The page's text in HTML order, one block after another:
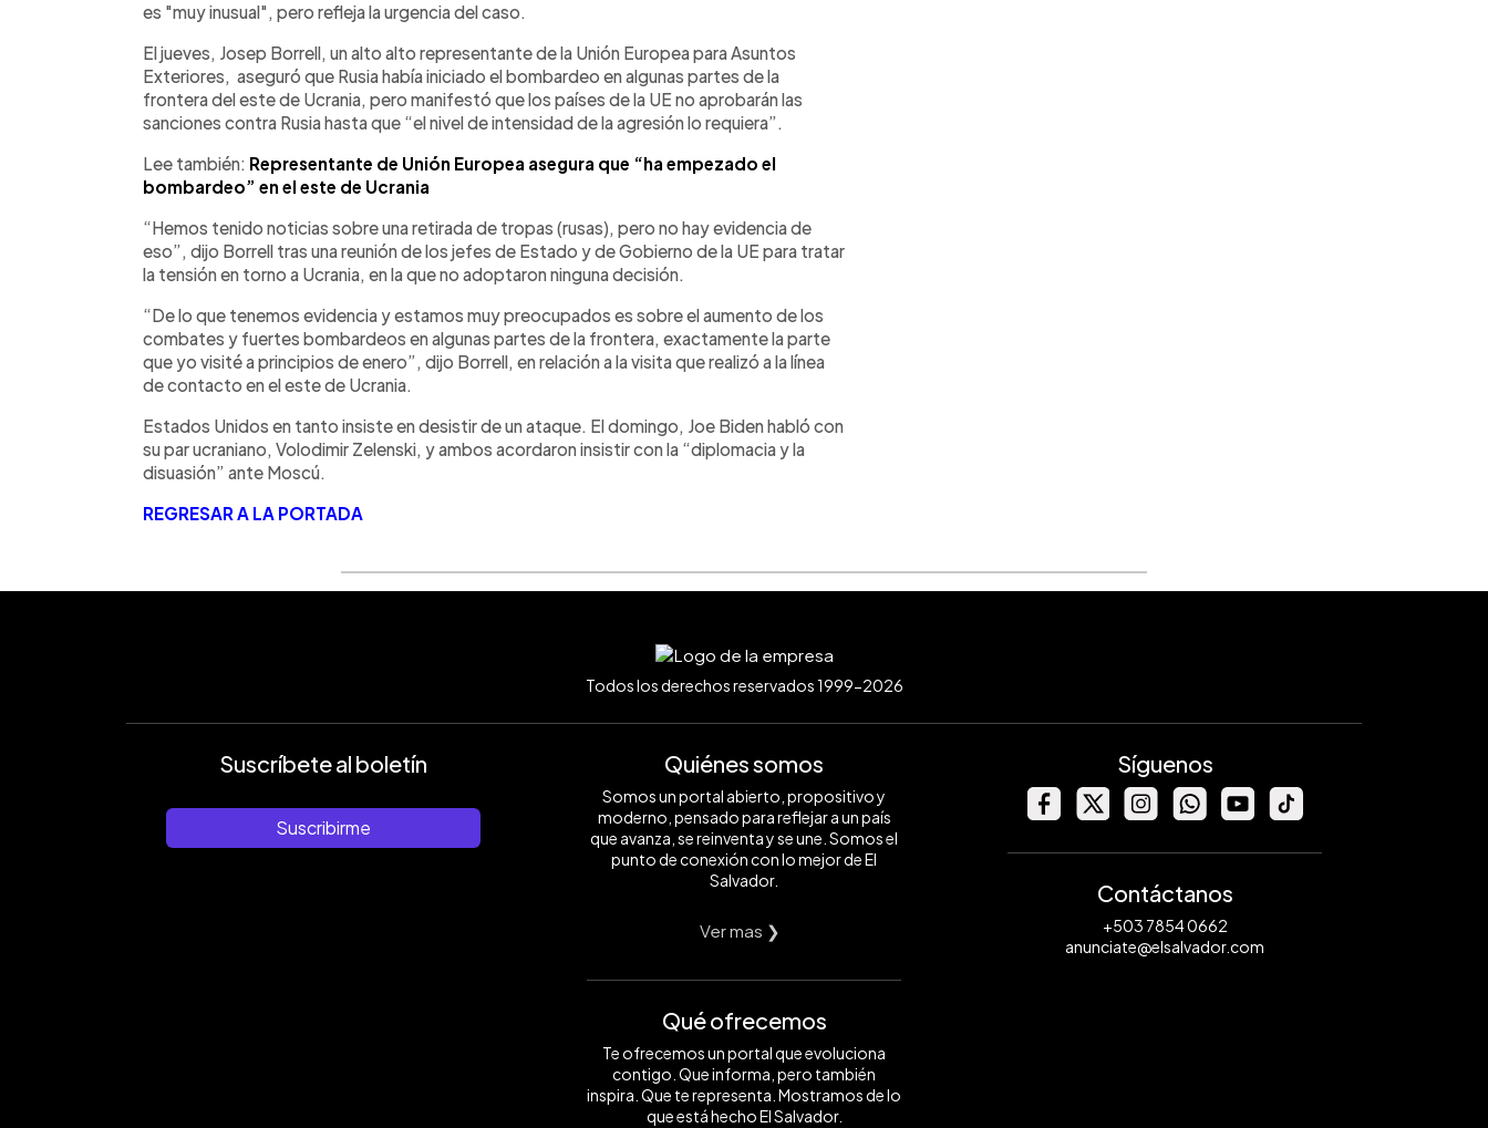
es "muy inusual", pero refleja la urgencia del caso.
El jueves, Josep Borrell, un alto alto representante de la Unión Europea para Asuntos
Exteriores, aseguró que Rusia había iniciado el bombardeo en algunas partes de la
frontera del este de Ucrania, pero manifestó que los países de la UE no aprobarán las
sanciones contra Rusia hasta que “el nivel de intensidad de la agresión lo requiera”.
Lee también: Representante de Unión Europea asegura que “ha empezado el
bombardeo” en el este de Ucrania
“Hemos tenido noticias sobre una retirada de tropas (rusas), pero no hay evidencia de
eso”, dijo Borrell tras una reunión de los jefes de Estado y de Gobierno de la UE para tratar
la tensión en torno a Ucrania, en la que no adoptaron ninguna decisión.
“De lo que tenemos evidencia y estamos muy preocupados es sobre el aumento de los
combates y fuertes bombardeos en algunas partes de la frontera, exactamente la parte
que yo visité a principios de enero”, dijo Borrell, en relación a la visita que realizó a la línea
de contacto en el este de Ucrania.
Estados Unidos en tanto insiste en desistir de un ataque. El domingo, Joe Biden habló con
su par ucraniano, Volodimir Zelenski, y ambos acordaron insistir con la “diplomacia y la
disuasión” ante Moscú.
REGRESAR A LA PORTADA
Todos los derechos reservados 1999-2026
Suscríbete al boletín
Suscribirme
Quiénes somos
Somos un portal abierto, propositivo y
moderno, pensado para reflejar a un país
que avanza, se reinventa y se une. Somos el
punto de conexión con lo mejor de El
Salvador.
Ver mas ❯
Qué ofrecemos
Te ofrecemos un portal que evoluciona
contigo. Que informa, pero también
inspira. Que te representa. Mostramos de lo
que está hecho El Salvador.
Síguenos
Contáctanos
+503 7854 0662
anunciate@elsalvador.com